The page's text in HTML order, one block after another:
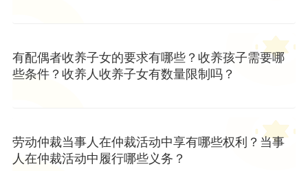
有配偶者收养子女的要求有哪些？收养孩子需要哪
些条件？收养人收养子女有数量限制吗？
劳动仲裁当事人在仲裁活动中享有哪些权利？当事
人在仲裁活动中履行哪些义务？